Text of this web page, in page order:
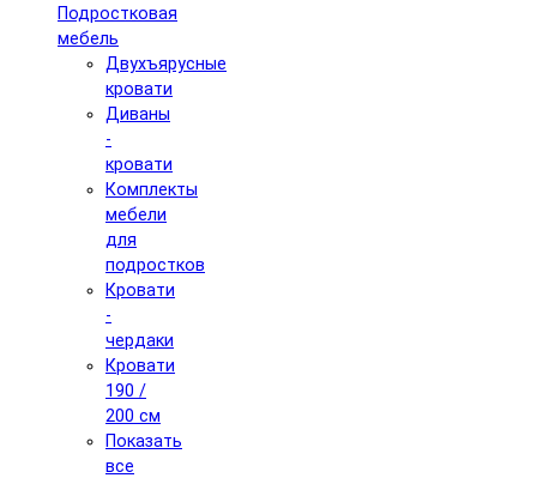
Подростковая
мебель
Двухъярусные
кровати
Диваны
-
кровати
Комплекты
мебели
для
подростков
Кровати
-
чердаки
Кровати
190 /
200 см
Показать
все